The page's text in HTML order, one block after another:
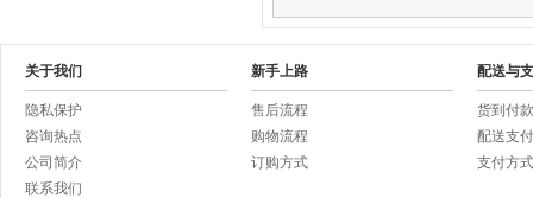
关于我们
隐私保护
咨询热点
公司简介
联系我们
新手上路
售后流程
购物流程
订购方式
配送与
货到付
配送支
支付方